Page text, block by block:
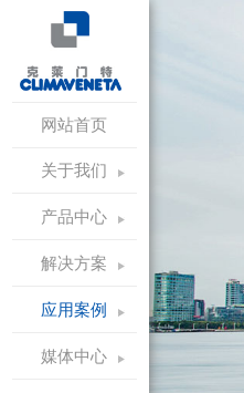
网站首页
关于我们
产品中心
解决方案
应用案例
媒体中心